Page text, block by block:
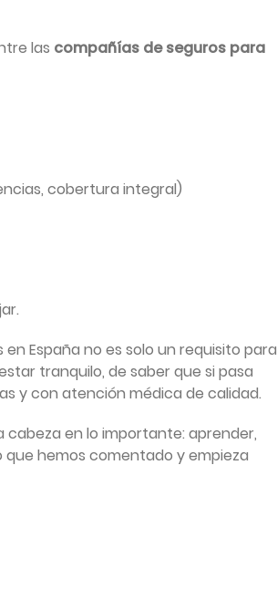
las compañías de seguros para
cobertura integral)
España no es solo un requisito para
tranquilo, de saber que si pasa
y con atención médica de calidad.
cabeza en lo importante: aprender,
hemos comentado y empieza